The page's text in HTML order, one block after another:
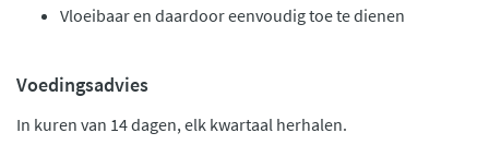
Vloeibaar en daardoor eenvoudig toe te dienen
Voedingsadvies
In kuren van 14 dagen, elk kwartaal herhalen.